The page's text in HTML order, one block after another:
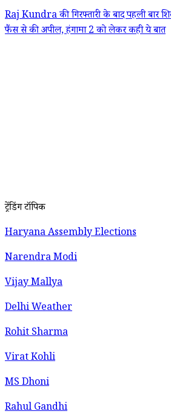
Raj Kundra की गिरफ्तारी के बाद पहली बार
फैंस से की अपील, हंगामा 2 को लेकर कही ये बात
ट्रेंडिंग टॉपिक
Haryana Assembly Elections
Narendra Modi
Vijay Mallya
Delhi Weather
Rohit Sharma
Virat Kohli
MS Dhoni
Rahul Gandhi